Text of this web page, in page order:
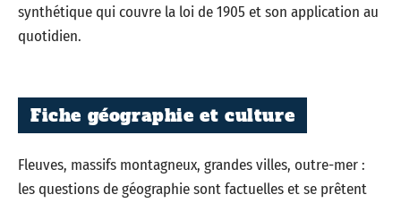
synthétique qui couvre la loi de 1905 et son application au
quotidien.
Fiche géographie et culture
Fleuves, massifs montagneux, grandes villes, outre-mer :
les questions de géographie sont factuelles et se prêtent